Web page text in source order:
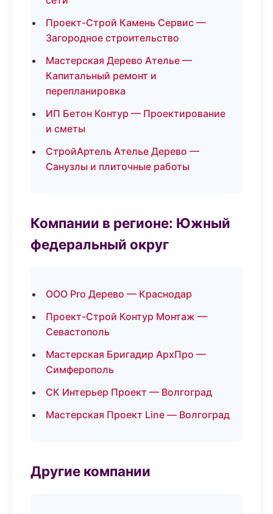
Проект-Строй Камень Сервис —
Загородное строительство
Мастерская Дерево Ателье —
Капитальный ремонт и
перепланировка
ИП Бетон Контур — Проектирование
и сметы
СтройАртель Ателье Дерево —
Санузлы и плиточные работы
Компании в регионе: Южный
федеральный округ
ООО Pro Дерево — Краснодар
Проект-Строй Контур Монтаж —
Севастополь
Мастерская Бригадир АрхПро —
Симферополь
СК Интерьер Проект — Волгоград
Мастерская Проект Line — Волгоград
Другие компании